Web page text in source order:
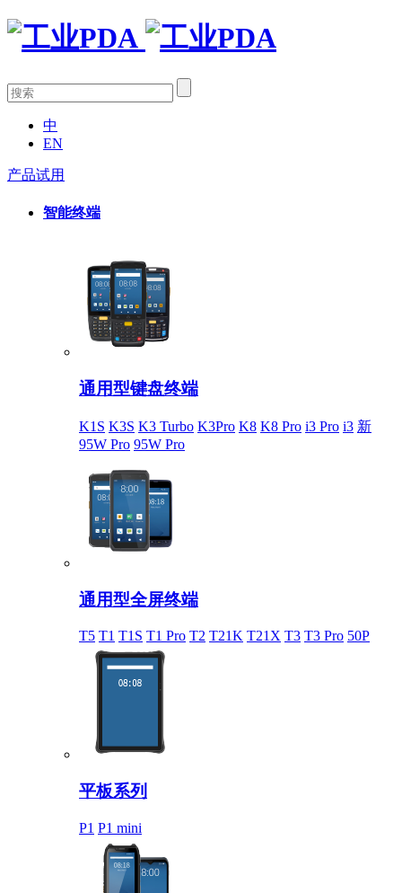
中
EN
产品试用
智能终端
通用型键盘终端
K1S K3S K3 Turbo K3Pro K8 K8 Pro i3 Pro i3 新
95W Pro 95W Pro
通用型全屏终端
T5 T1 T1S T1 Pro T2 T21K T21X T3 T3 Pro 50P
平板系列
P1 P1 mini